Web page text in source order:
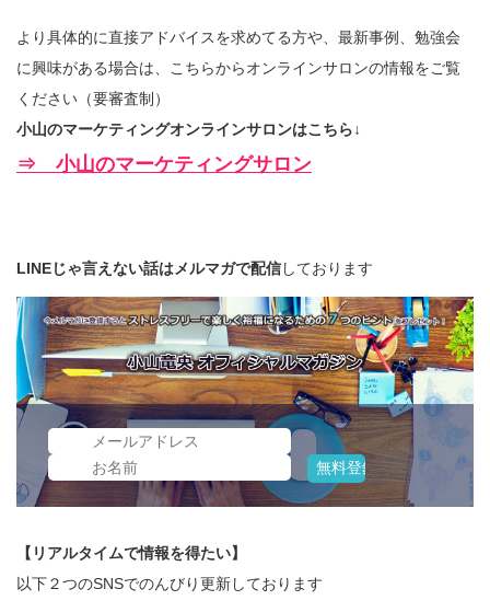
より具体的に直接アドバイスを求めてる方や、最新事例、勉強会
に興味がある場合は、こちらからオンラインサロンの情報をご覧
ください（要審査制）
小山のマーケティングオンラインサロンはこちら↓
⇒ 小山のマーケティングサロン
LINEじゃ言えない話はメルマガで配信しております
【リアルタイムで情報を得たい】
以下２つのSNSでのんびり更新しております